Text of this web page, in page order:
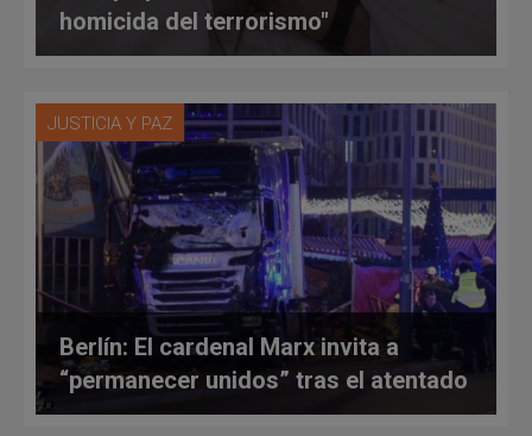
homicida del terrorismo"
JUSTICIA Y PAZ
Berlín: El cardenal Marx invita a
“permanecer unidos” tras el atentado